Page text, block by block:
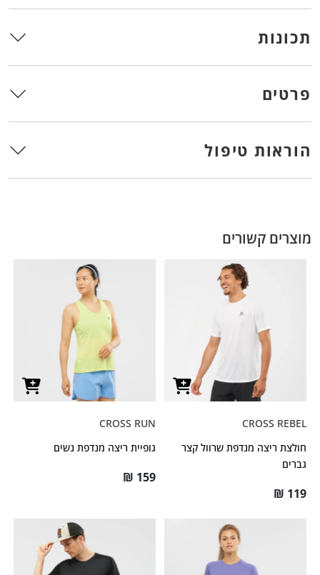
תכונות
פרטים
הוראות טיפול
מוצרים קשורים
CROSS REBEL
חולצת ריצה מנדפת שרוול קצר
גברים
₪ 119
CROSS RUN
גופיית ריצה מנדפת נשים
₪ 159